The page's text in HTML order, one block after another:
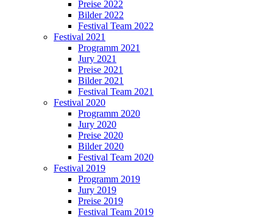
Preise 2022
Bilder 2022
Festival Team 2022
Festival 2021
Programm 2021
Jury 2021
Preise 2021
Bilder 2021
Festival Team 2021
Festival 2020
Programm 2020
Jury 2020
Preise 2020
Bilder 2020
Festival Team 2020
Festival 2019
Programm 2019
Jury 2019
Preise 2019
Festival Team 2019